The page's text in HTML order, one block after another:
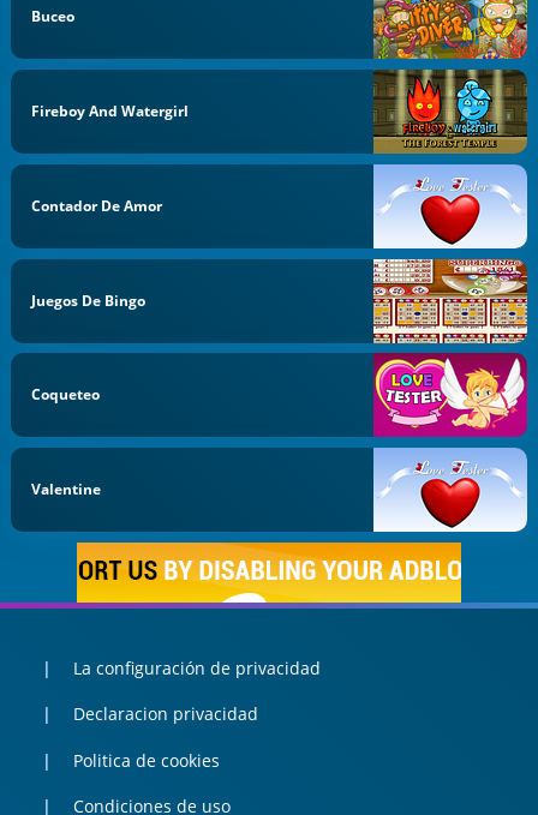
Buceo
Fireboy And Watergirl
Contador De Amor
Juegos De Bingo
Coqueteo
Valentine
La configuración de privacidad
Declaracion privacidad
Politica de cookies
Condiciones de uso